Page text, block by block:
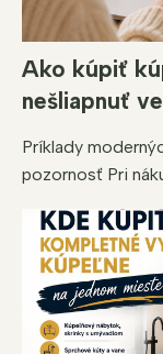
Ako kúpiť
nešliapnuť
Príklady
pozornosť Pri